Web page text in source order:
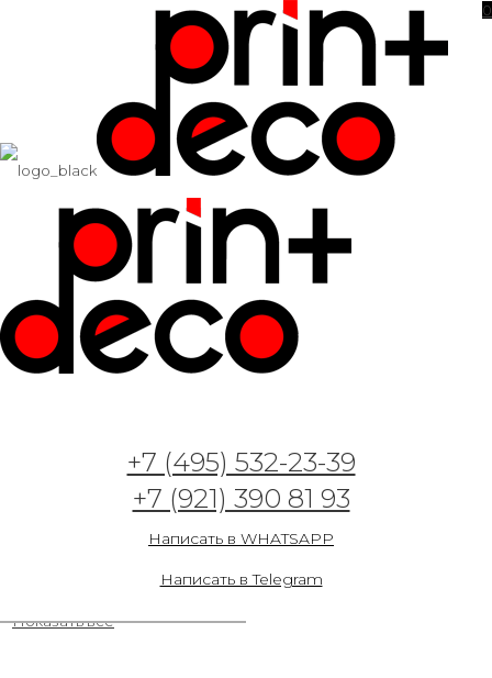
+7 (495) 532-23-39
+7 (921) 390 81 93
Написать в WHATSAPP
Написать в Telegram
0
Фотообои и фрески — Арт. Листья история 2
26.05.2023
Фотообои и фрески — Арт. Лесная загадка
Показать все